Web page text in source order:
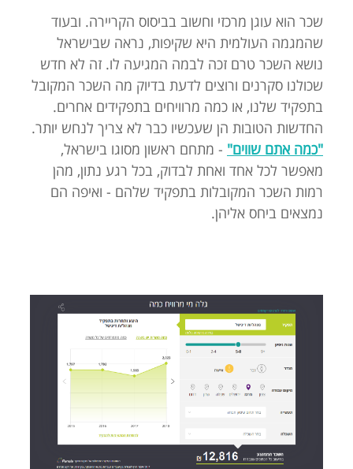
שכר הוא עוגן מרכזי וחשוב בביסוס הקריירה. ובעוד
שהמגמה העולמית היא שקיפות, נראה שבישראל
נושא השכר טרם זכה לבמה המגיעה לו. זה לא חדש
שכולנו סקרנים ורוצים לדעת בדיוק מה השכר המקובל
בתפקיד שלנו, או כמה מרוויחים בתפקידים אחרים.
החדשות הטובות הן שעכשיו כבר לא צריך לנחש יותר.
"כמה אתם שווים" - מתחם ראשון מסוגו בישראל,
מאפשר לכל אחד ואחת לבדוק, בכל רגע נתון, מהן
רמות השכר המקובלות בתפקיד שלהם - ואיפה הם
נמצאים ביחס אליהן.